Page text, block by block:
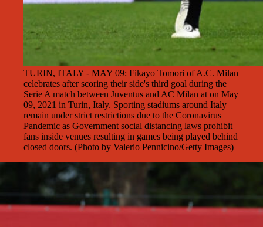
TURIN, ITALY - MAY 09: Fikayo Tomori of A.C. Milan
celebrates after scoring their side's third goal during the
Serie A match between Juventus and AC Milan at on May
09, 2021 in Turin, Italy. Sporting stadiums around Italy
remain under strict restrictions due to the Coronavirus
Pandemic as Government social distancing laws prohibit
fans inside venues resulting in games being played behind
closed doors. (Photo by Valerio Pennicino/Getty Images)